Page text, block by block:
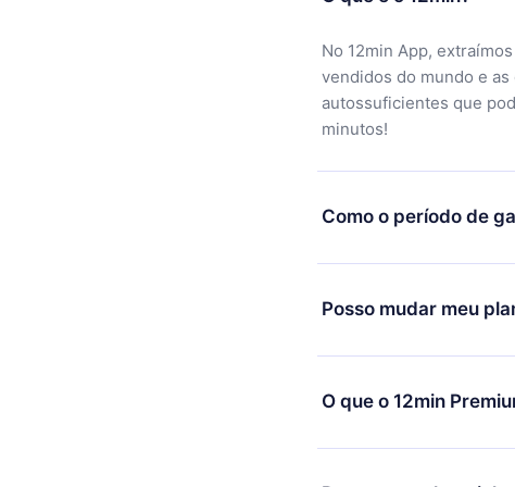
No 12min App,
vendidos do mundo e
autossuficientes que
minutos!
Como o período de
Você pode baixar nosso
motivo não ficar
equipe de suporte (
Posso mudar meu
Sim, mas a mudança só
exemplo, se você
mudança para o plano
O que o 12min
O 12min Premium é um
títulos disponíveis em 3